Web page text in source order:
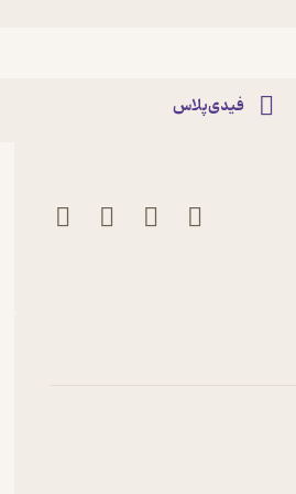
فیدی‌پلاس